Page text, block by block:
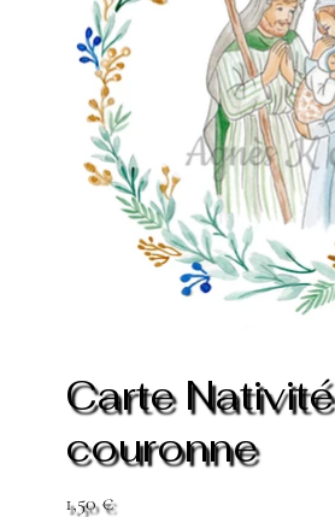
Carte Nativité
couronne
1,50 €